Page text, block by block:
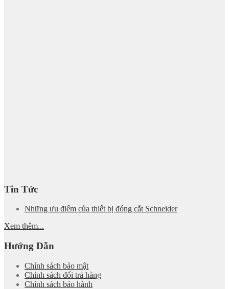
Tin Tức
Những ưu điểm của thiết bị đóng cắt Schneider
Xem thêm...
Hướng Dẫn
Chính sách bảo mật
Chính sách đổi trả hàng
Chính sách bảo hành